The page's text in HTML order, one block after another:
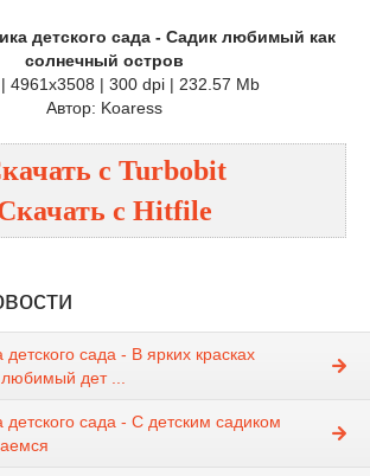
детского сада - Садик любимый как
солнечный остров
4961x3508 | 300 dpi | 232.57 Mb
Автор: Koaress
с Turbobit
с Hitfile
сада - В ярких красках
дет ...
детского сада - С детским садиком